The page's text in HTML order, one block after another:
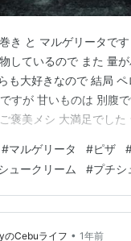
き と マルゲリータで
しているので また 量
も大好きなので 結局 ペ
すが 甘いものは 別腹
褒美メシ 大満足でした
#マルゲリータ #ピザ
ュークリーム #プチシ
Cebuライフ • 1年前